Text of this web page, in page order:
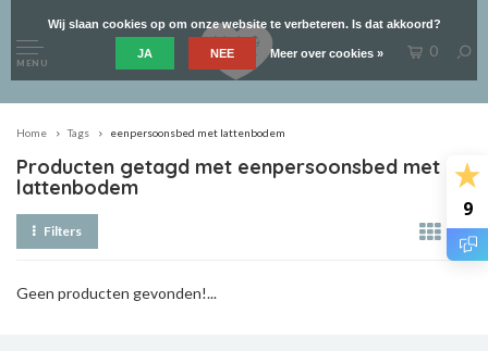
9
MENU
0
Home Tags eenpersoonsbed met lattenbodem
Producten getagd met eenpersoonsbed met
lattenbodem
Filters
Geen producten gevonden!...
Wij slaan cookies op om onze website te verbeteren. Is dat akkoord?
JA NEE Meer over cookies »